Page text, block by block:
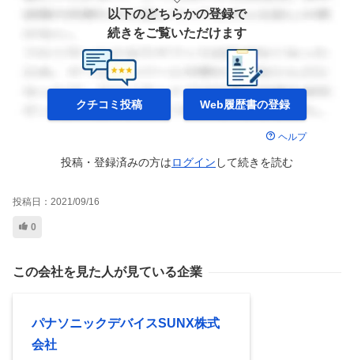
以下のどちらかの登録で
続きをご覧いただけます
クチコミ投稿 Web履歴書の登録
ヘルプ
投稿・登録済みの方はログイン して続きを読む
投稿日： 2021/09/16
0
この会社を見た人が見ている企業
パナソニックデバイスSUNX株式
会社